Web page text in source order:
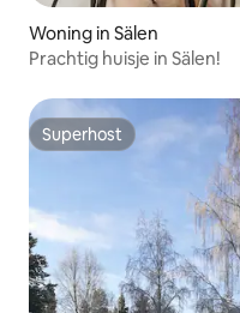
Woning in Sälen
Prachtig huisje in Sälen!
Superhost
Superhost